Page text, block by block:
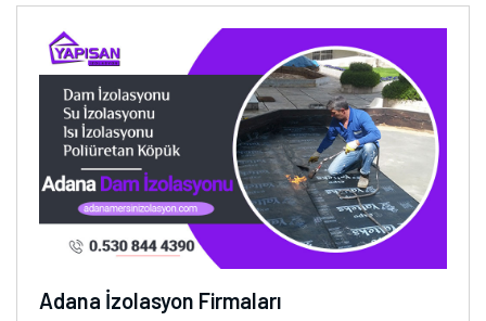
Adana İzolasyon Firmaları